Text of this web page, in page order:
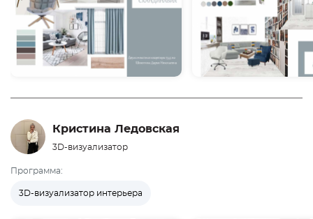
Кристина Ледовская
3D-визуализатор
Программа:
3D-визуализатор интерьера